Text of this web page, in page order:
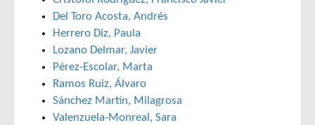
Del Toro Acosta, Andrés
Herrero Diz, Paula
Lozano Delmar, Javier
Pérez-Escolar, Marta
Ramos Ruiz, Álvaro
Sánchez Martín, Milagrosa
Valenzuela-Monreal, Sara